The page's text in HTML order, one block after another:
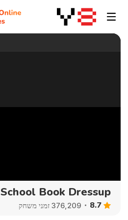
School Book Dressup
8.7 376,209 זמני משחק